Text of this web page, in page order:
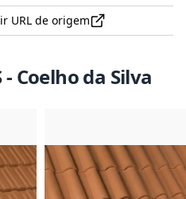
URL de origem
Coelho da Silva